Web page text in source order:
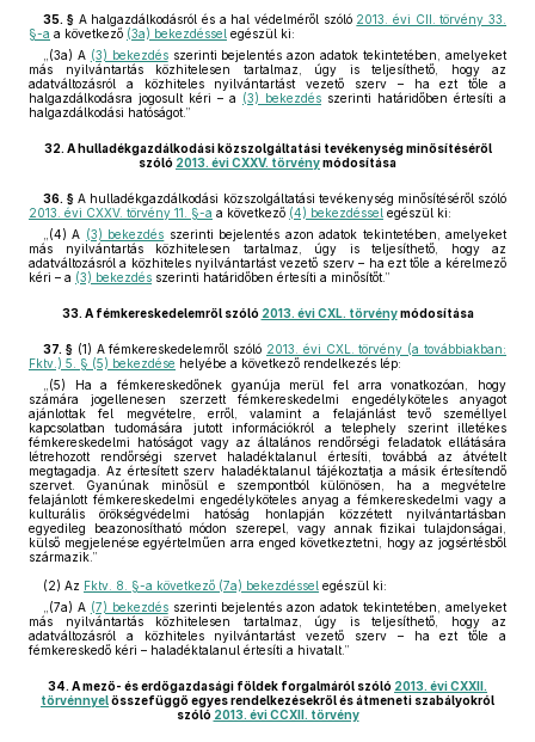
35. § A halgazdálkodásról és a hal védelméről szóló 2013. évi CII. törvény 33.
§-a a következő (3a) bekezdéssel egészül ki:
„(3a) A (3) bekezdésszerinti bejelentés azon adatok tekintetében, amelyeket
más nyilvántartás közhitelesen tartalmaz, úgy is teljesíthető, hogy az
adatváltozásról a közhiteles nyilvántartást vezető szerv – ha ezt tőle a
halgazdálkodásra jogosult kéri – a (3) bekezdés szerinti határidőben értesíti a
halgazdálkodási hatóságot.”
32. A hulladékgazdálkodási közszolgáltatási tevékenység minősítéséről
szóló 2013. évi CXXV. törvénymódosítása
36. § A hulladékgazdálkodási közszolgáltatási tevékenység minősítéséről szóló
2013. évi CXXV. törvény 11. §-a a következő (4) bekezdéssel egészül ki:
„(4) A (3) bekezdés szerinti bejelentés azon adatok tekintetében, amelyeket
más nyilvántartás közhitelesen tartalmaz, úgy is teljesíthető, hogy az
adatváltozásról a közhiteles nyilvántartást vezető szerv – ha ezt tőle a kérelmező
kéri – a (3) bekezdés szerinti határidőben értesíti a minősítőt.”
33. A fémkereskedelemről szóló 2013. évi CXL. törvénymódosítása
37. § (1) A fémkereskedelemről szóló 2013. évi CXL. törvény (a továbbiakban:
Fktv.) 5. § (5) bekezdése helyébe a következő rendelkezés lép:
„(5) Ha a fémkereskedőnek gyanúja merül fel arra vonatkozóan, hogy
számára jogellenesen szerzett fémkereskedelmi engedélyköteles anyagot
ajánlottak fel megvételre, erről, valamint a felajánlást tevő személlyel
kapcsolatban tudomására jutott információkról a telephely szerint illetékes
fémkereskedelmi hatóságot vagy az általános rendőrségi feladatok ellátására
létrehozott rendőrségi szervet haladéktalanul értesíti, továbbá az átvételt
megtagadja. Az értesített szerv haladéktalanul tájékoztatja a másik értesítendő
szervet. Gyanúnak minősül e szempontból különösen, ha a megvételre
felajánlott fémkereskedelmi engedélyköteles anyag a fémkereskedelmi vagy a
kulturális örökségvédelmi hatóság honlapján közzétett nyilvántartásban
egyedileg beazonosítható módon szerepel, vagy annak fizikai tulajdonságai,
külső megjelenése egyértelműen arra enged következtetni, hogy az jogsértésből
származik.”
(2) Az Fktv. 8. §-a következő (7a) bekezdéssel egészül ki:
„(7a) A (7) bekezdésszerinti bejelentés azon adatok tekintetében, amelyeket
más nyilvántartás közhitelesen tartalmaz, úgy is teljesíthető, hogy az
adatváltozásról a közhiteles nyilvántartást vezető szerv – ha ezt tőle a
fémkereskedő kéri – haladéktalanul értesíti a hivatalt.”
34. A mező- és erdőgazdasági földek forgalmáról szóló 2013. évi CXXII.
törvénnyelösszefüggő egyes rendelkezésekről és átmeneti szabályokról
szóló 2013. évi CCXII. törvény